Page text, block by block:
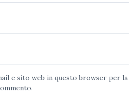
e sito web in questo browser per la